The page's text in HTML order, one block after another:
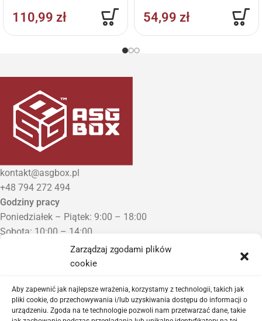
Zarządzaj zgodami plików
cookie
Aby zapewnić jak najlepsze wrażenia, korzystamy z technologii, takich jak
pliki cookie, do przechowywania i/lub uzyskiwania dostępu do informacji o
urządzeniu. Zgoda na te technologie pozwoli nam przetwarzać dane, takie
110,99 zł 54,99 zł
kontakt@asgbox.pl
+48 794 272 494
Godziny pracy
Poniedziałek – Piątek: 9:00 – 18:00
Sobota: 10:00 – 14:00
Niedziela: Zamknięte
Punkt Odbioru zamówień
Proszę o wcześniejszy kontakt telefoniczny
Sklep airsoftowy i serwis replik ASG